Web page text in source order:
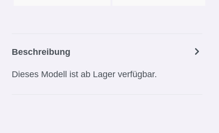
Beschreibung
Dieses Modell ist ab Lager verfügbar.